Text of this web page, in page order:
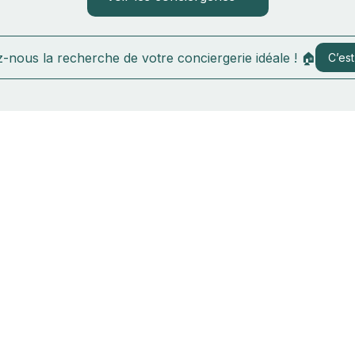
nous la recherche de votre conciergerie idéale ! 🏠